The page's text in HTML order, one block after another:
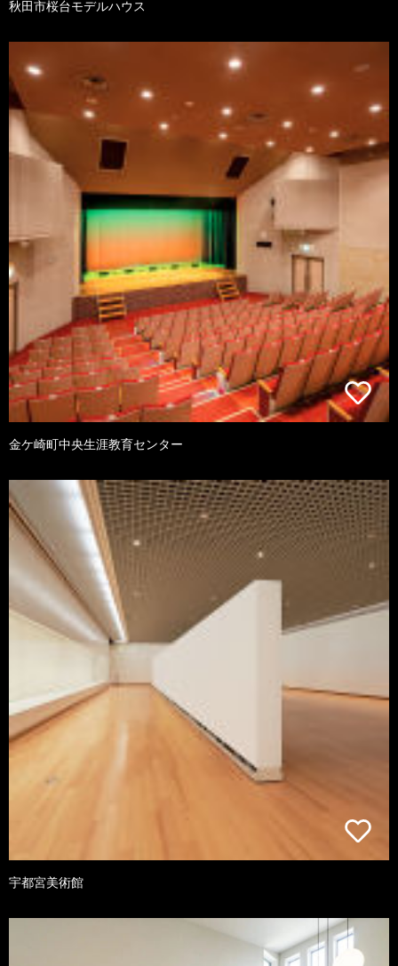
秋田市桜台モデルハウス
金ケ崎町中央生涯教育センター
宇都宮美術館